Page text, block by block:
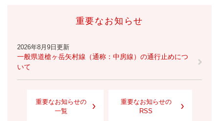
重要なお知らせ
2026年8月9日更新
一般県道槍ヶ岳矢村線（通称：中房線）の通行止めにつ
いて
重要なお知らせの
一覧
重要なお知らせの
RSS